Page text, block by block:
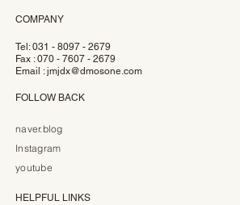
COMPANY
Tel: 031 - 8097 - 2679
Fax : 070 - 7607 - 2679
Email :jmjdx@dmosone.com
FOLLOW BACK
naver.blog
Instagram
youtube
HELPFUL LINKS